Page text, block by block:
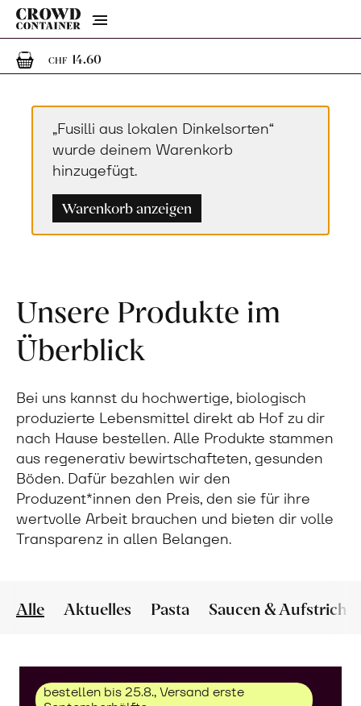
Menu
CHF 14.601 Artikel im Warenkorb
„Fusilli aus lokalen Dinkelsorten“
wurde deinem Warenkorb
hinzugefügt.
Warenkorb anzeigen
Unsere Produkte im
Überblick
Bei uns kannst du hochwertige, biologisch
produzierte Lebensmittel direkt ab Hof zu dir
nach Hause bestellen. Alle Produkte stammen
aus regenerativ bewirtschafteten, gesunden
Böden. Dafür bezahlen wir den
Produzent*innen den Preis, den sie für ihre
wertvolle Arbeit brauchen und bieten dir volle
Transparenz in allen Belangen.
Alle Aktuelles Pasta Saucen & Aufstriche
bestellen bis 25.8., Versand erste